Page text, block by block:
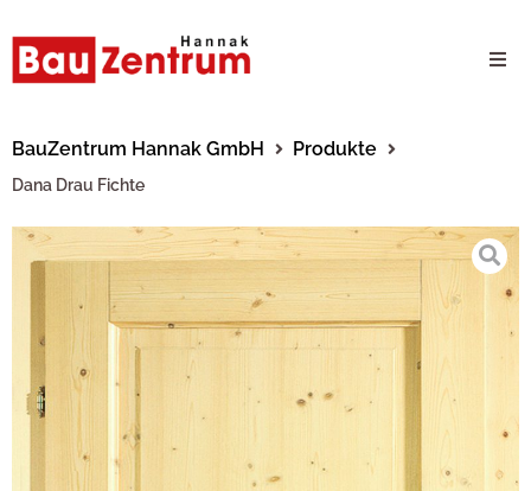
Unternehmen
24/7 Schauraum
Produkte
Karriere
BauZentrum Hannak GmbH Produkte
Dana Drau Fichte